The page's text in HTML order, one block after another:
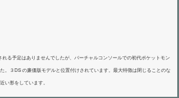
れる予定はありませんでしたが、バーチャルコンソールでの初代ポケットモン
。３DS の廉価版モデルと位置付けされています。最大特徴は閉じることのな
い形をしています。